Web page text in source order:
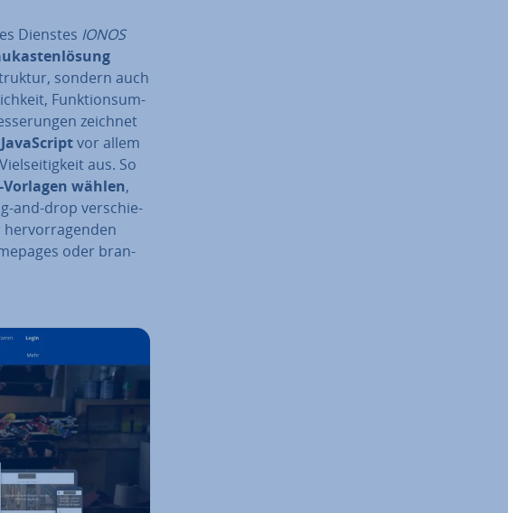
Dienstes IONOS
sondern auch
Funk­ti­ons­um­
zeichnet
vor allem
aus. So
wählen,
and-drop ver­schie­
her­vor­ra­gen­den
oder bran­